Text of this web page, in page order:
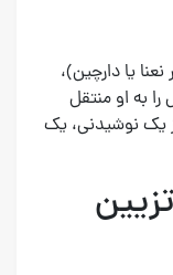
یا دارچین)،
به او منتقل
یک نوشیدنی، یک